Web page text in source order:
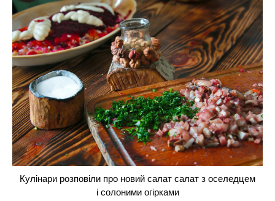
Кулінари розповіли про новий салат салат з оселедцем
і солоними огірками